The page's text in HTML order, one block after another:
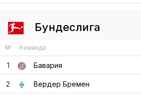
Бундеслига
№ Команда
1 Бавария
2 Вердер Бремен